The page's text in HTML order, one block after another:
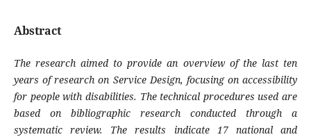
Abstract
The research aimed to provide an overview of the last ten
years of research on Service Design, focusing on accessibility
for people with disabilities. The technical procedures used are
based on bibliographic research conducted through a
systematic review. The results indicate 17 national and